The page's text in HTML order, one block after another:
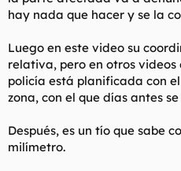
hay nada que hacer y se la
Luego en este video su
relativa, pero en otros videos
policía está planificada con
zona, con el que días antes
Después, es un tío que sabe
milímetro.